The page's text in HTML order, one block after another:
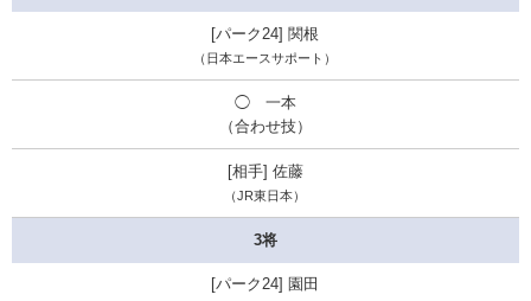
関根
（日本エースサポート）
◯ 一本
（合わせ技）
佐藤
（JR東日本）
3将
園田